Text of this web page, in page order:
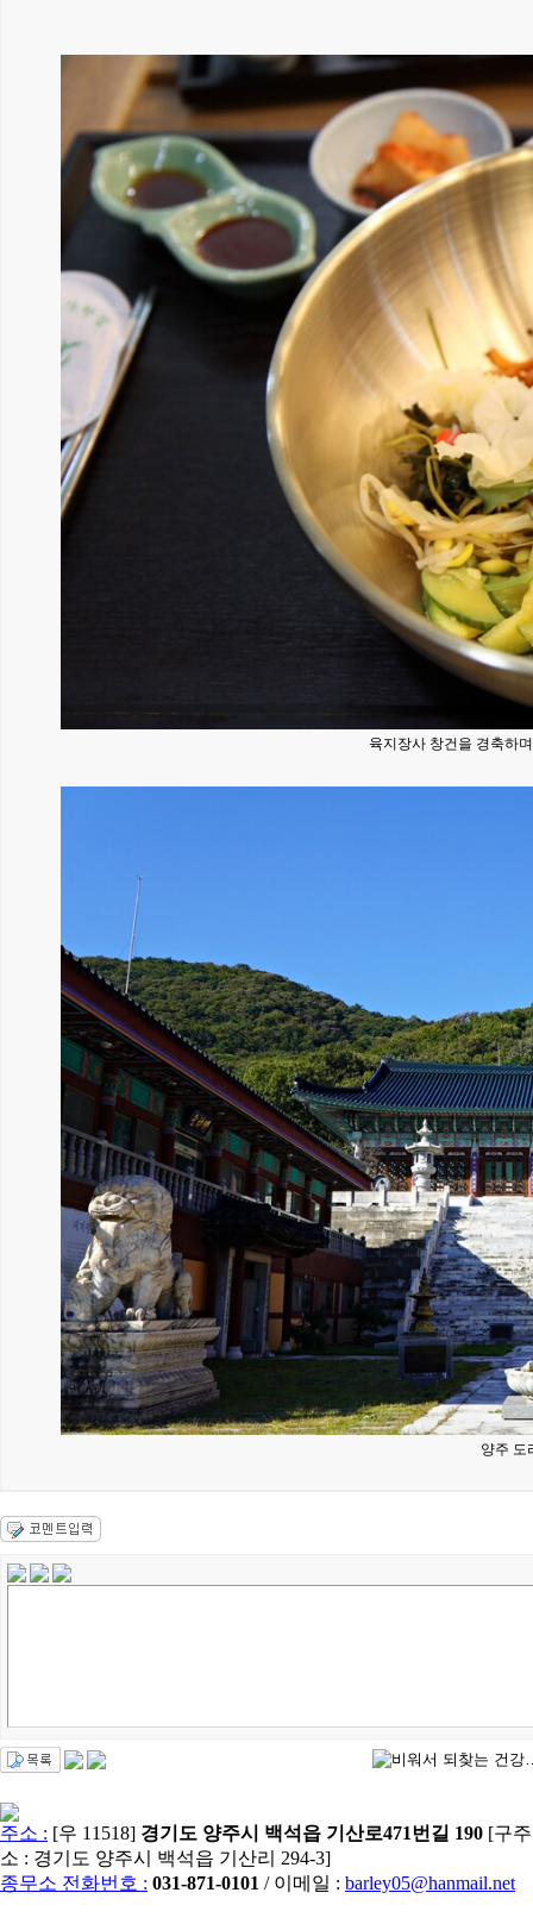
육지장사 창건을 경축하
양주 도
주소 : [우 11518] 경기도 양주시 백석읍 기산로471번길 190 [구주
소 : 경기도 양주시 백석읍 기산리 294-3]
종무소 전화번호 : 031-871-0101 / 이메일 : barley05@hanmail.net